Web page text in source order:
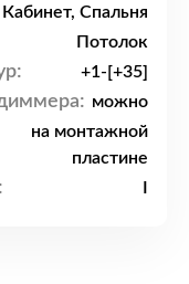
Кабинет, Спальня
Потолок
+1-[+35]
можно
на монтажной
пластине